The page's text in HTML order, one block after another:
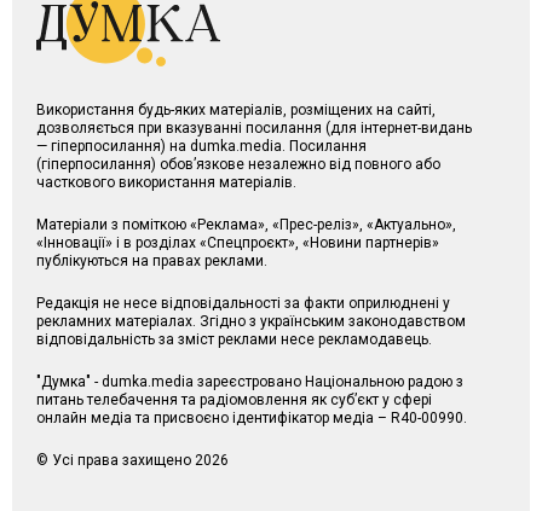
Використання будь-яких матеріалів, розміщених на сайті,
дозволяється при вказуванні посилання (для інтернет-видань
— гіперпосилання) на dumka.media. Посилання
(гіперпосилання) обов’язкове незалежно від повного або
часткового використання матеріалів.
Матеріали з поміткою «Реклама», «Прес-реліз», «Актуально»,
«Інновації» і в розділах «Спецпроєкт», «Новини партнерів»
публікуються на правах реклами.
Редакція не несе відповідальності за факти оприлюднені у
рекламних матеріалах. Згідно з українським законодавством
відповідальність за зміст реклами несе рекламодавець.
"Думка" - dumka.media зареєстровано Національною радою з
питань телебачення та радіомовлення як суб’єкт у сфері
онлайн медіа та присвоєно ідентифікатор медіа – R40-00990.
© Усі права захищено 2026